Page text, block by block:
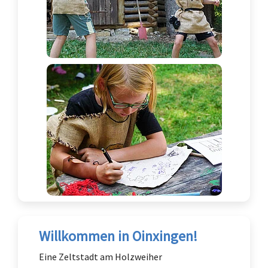
Willkommen in Oinxingen!
Eine Zeltstadt am Holzweiher